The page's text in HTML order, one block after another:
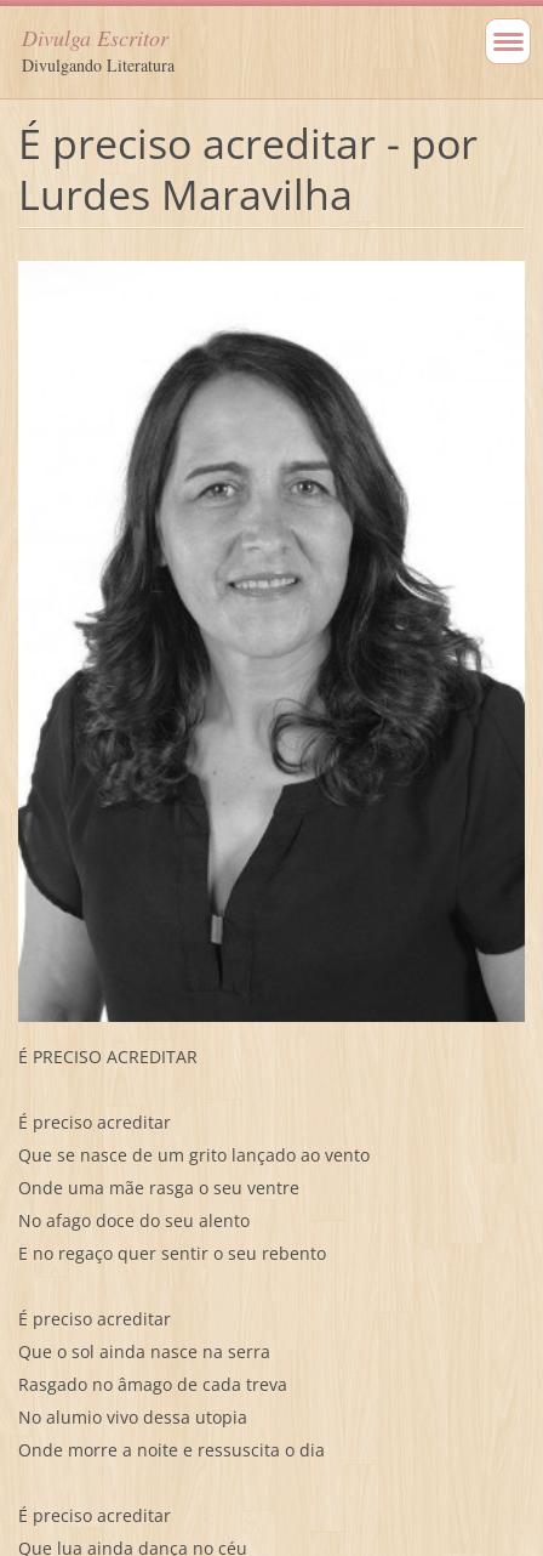
Divulga Escritor
Divulgando Literatura
É preciso acreditar - por
Lurdes Maravilha
É PRECISO ACREDITAR
É preciso acreditar
Que se nasce de um grito lançado ao vento
Onde uma mãe rasga o seu ventre
No afago doce do seu alento
E no regaço quer sentir o seu rebento
É preciso acreditar
Que o sol ainda nasce na serra
Rasgado no âmago de cada treva
No alumio vivo dessa utopia
Onde morre a noite e ressuscita o dia
É preciso acreditar
Que lua ainda dança no céu